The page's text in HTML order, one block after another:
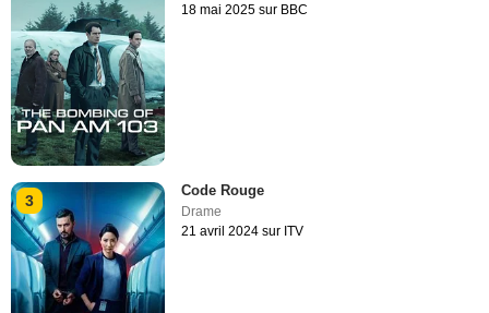
18 mai 2025 sur BBC
3
Code Rouge
Drame
21 avril 2024 sur ITV